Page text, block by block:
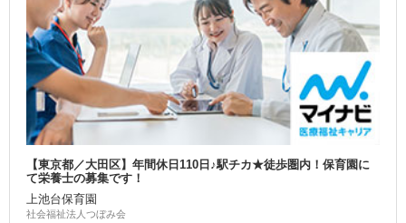
【東京都／大田区】年間休日110日♪駅チカ★徒歩圏内！保育園に
て栄養士の募集です！
上池台保育園
社会福祉法人つぼみ会